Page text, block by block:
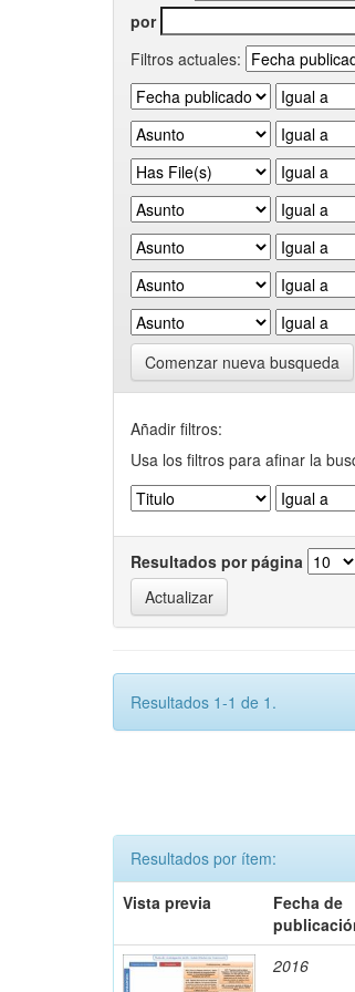
por
Filtros actuales:
Comenzar nueva busqueda
Añadir filtros:
Usa los filtros para afinar la
Resultados por página
Resultados 1-1 de 1.
Resultados por ítem:
Vista previa
Fecha de
2016